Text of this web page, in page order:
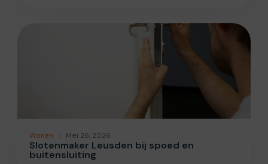
Wonen Mei 26, 2026
Slotenmaker Leusden bij spoed en
buitensluiting